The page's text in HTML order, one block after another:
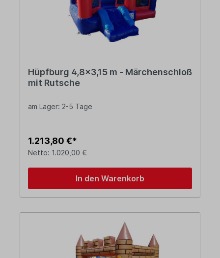
Hüpfburg 4,8x3,15 m - Märchenschloß
mit Rutsche
am Lager: 2-5 Tage
1.213,80 €*
Netto: 1.020,00 €
In den Warenkorb